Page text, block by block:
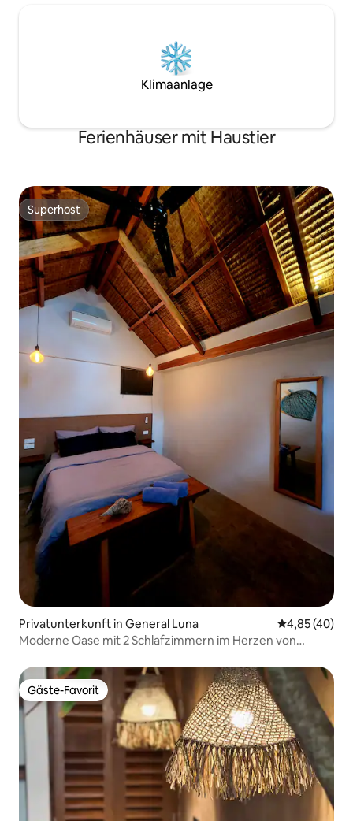
Klimaanlage
Ferienhäuser mit Haustier
Superhost
Superhost
Privatunterkunft in General Luna
4,85 (40)
Moderne Oase mit 2 Schlafzimmern im Herzen von
Gäste-Favorit
Gäste-Favorit